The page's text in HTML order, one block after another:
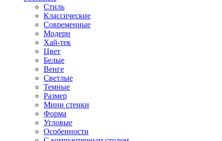
Стиль
Классические
Современные
Модерн
Хай-тек
Цвет
Белые
Венге
Светлые
Темные
Размер
Мини стенки
Форма
Угловые
Особенности